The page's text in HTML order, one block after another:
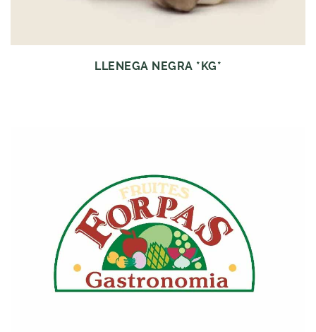
LLENEGA NEGRA *KG*